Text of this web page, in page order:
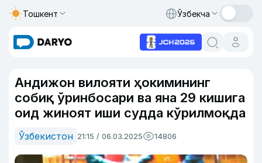
Тошкент Ўзбекча
Андижон вилояти ҳокимининг
собиқ ўринбосари ва яна 29 кишига
оид жиноят иши судда кўрилмоқда
Ўзбекистон 21:15 / 06.03.2025 14806